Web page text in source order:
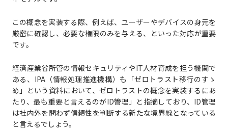
この概念を実装する際、例えば、ユーザーやデバイスの身元を
厳密に確認し、必要な権限のみを与える、といった対応が重要
です。
経済産業省所管の情報セキュリティやIT人材育成を担う機関で
ある、IPA（情報処理推進機構）も「ゼロトラスト移⾏のすゝ
め」という資料において、ゼロトラストの概念を実装するにあ
たり、最も重要と言えるのがID管理」と指摘しており、ID管理
は社内外を問わず信頼性を判断する新たな境界線となっている
と言えるでしょう。